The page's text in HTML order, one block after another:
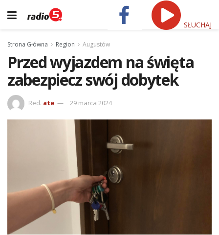
SŁUCHAJ
Strona Główna Region Augustów
Przed wyjazdem na święta
zabezpiecz swój dobytek
Red. ate 29 marca 2024